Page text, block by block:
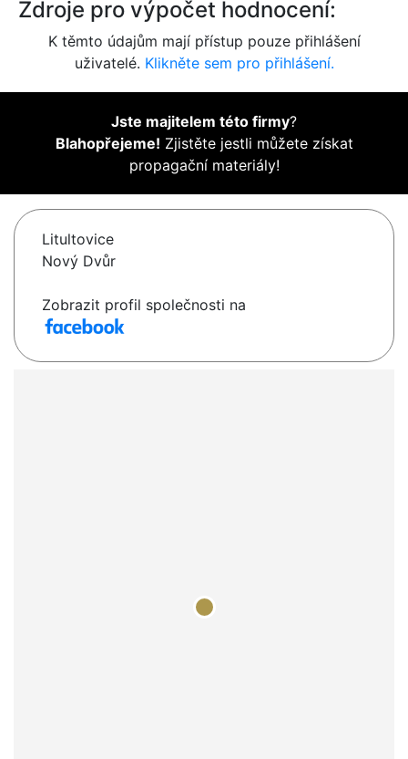
Zdroje pro výpočet hodnocení:
K těmto údajům mají přístup pouze přihlášení
uživatelé. Klikněte sem pro přihlášení.
Jste majitelem této firmy?
Blahopřejeme! Zjistěte jestli můžete získat
propagační materiály!
Litultovice
Nový Dvůr
Zobrazit profil společnosti na